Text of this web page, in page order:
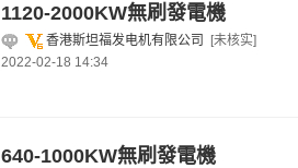
1120-2000KW無刷發電機
香港斯坦福发电机有限公司
[未核实]
2022-02-18 14:34
640-1000KW無刷發電機